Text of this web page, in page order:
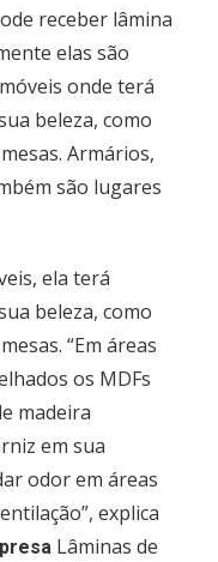
receber lâmina
elas são
onde terá
beleza, como
Armários,
são lugares
ela terá
beleza, como
“Em áreas
os MDFs
madeira
em sua
odor em áreas
explica
Lâminas de